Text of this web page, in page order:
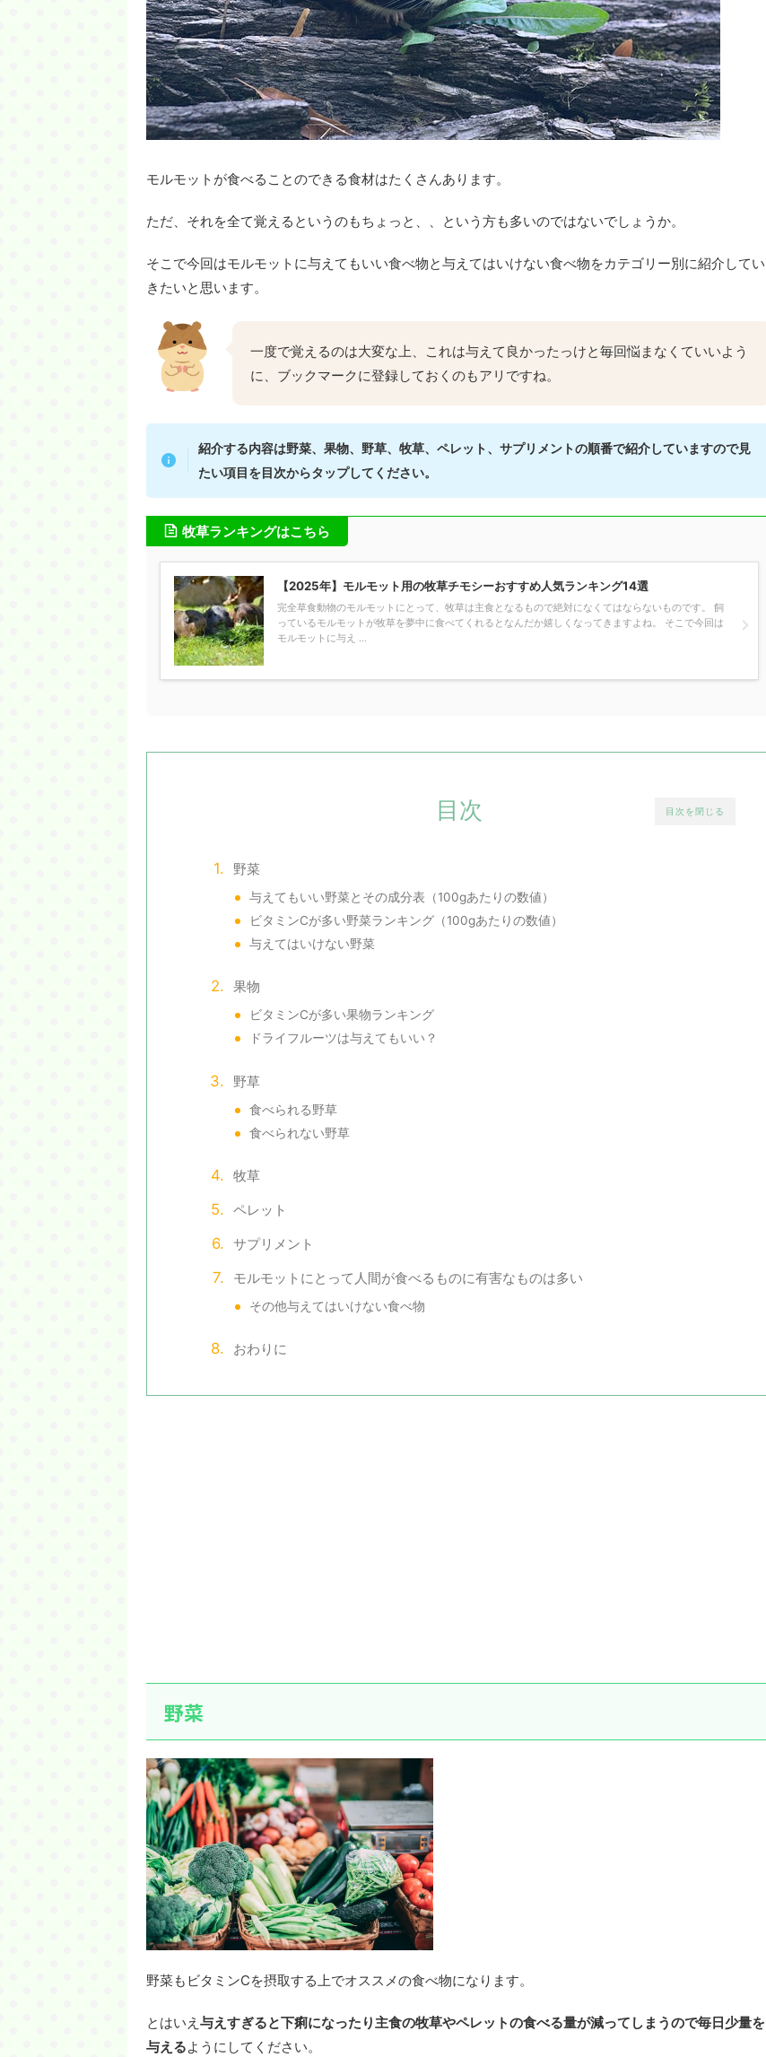
モルモットが食べることのできる食材はたくさんあります。
ただ、それを全て覚えるというのもちょっと、、という方も多いのではないでしょうか。
そこで今回はモルモットに与えてもいい食べ物と与えてはいけない食べ物をカテゴリー別に紹介してい
きたいと思います。
一度で覚えるのは大変な上、これは与えて良かったっけと毎回悩まなくていいよう
に、ブックマークに登録しておくのもアリですね。
紹介する内容は野菜、果物、野草、牧草、ペレット、サプリメントの順番で紹介していますので見
たい項目を目次からタップしてください。
牧草ランキングはこちら
【2025年】モルモット用の牧草チモシーおすすめ人気ランキング14選
完全草食動物のモルモットにとって、牧草は主食となるもので絶対になくてはならないものです。 飼
っているモルモットが牧草を夢中に食べてくれるとなんだか嬉しくなってきますよね。 そこで今回は
モルモットに与え ...
目次を閉じる
目次
野菜
与えてもいい野菜とその成分表（100gあたりの数値）
ビタミンCが多い野菜ランキング（100gあたりの数値）
与えてはいけない野菜
果物
ビタミンCが多い果物ランキング
ドライフルーツは与えてもいい？
野草
食べられる野草
食べられない野草
牧草
ペレット
サプリメント
モルモットにとって人間が食べるものに有害なものは多い
その他与えてはいけない食べ物
おわりに
野菜
野菜もビタミンCを摂取する上でオススメの食べ物になります。
とはいえ 与えすぎると下痢になったり主食の牧草やペレットの食べる量が減ってしまうので毎日少量を
与えるようにしてください。